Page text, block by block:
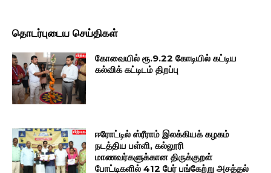
தொடர்புடைய செய்திகள்
கோவையில் ரூ.9.22 கோடியில் கட்டிய
கல்விக் கட்டிடம் திறப்பு
ஈரோட்டில் ஸ்ரீராம் இலக்கியக் கழகம்
நடத்திய பள்ளி, கல்லூரி
மாணவர்களுக்கான திருக்குறள்
போட்டிகளில் 412 பேர் பங்கேற்று அசத்தல்